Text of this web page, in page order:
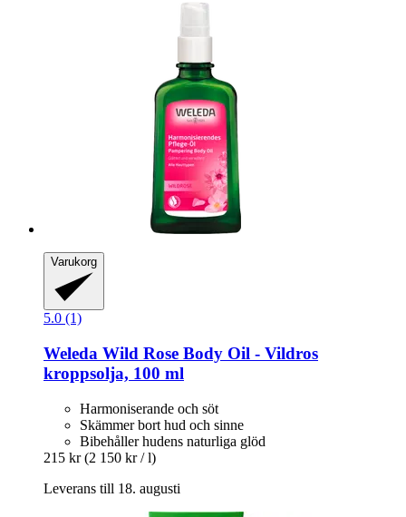
Varukorg
5.0 (1)
Weleda Wild Rose Body Oil -​ Vildros
kroppsolja, 100 ml
Harmoniserande och söt
Skämmer bort hud och sinne
Bibehåller hudens naturliga glöd
215 kr (2 150 kr / l)
Leverans till 18. augusti